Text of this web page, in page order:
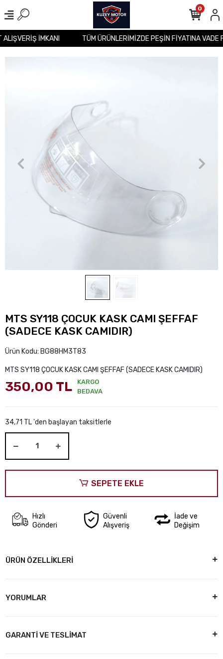
ALIŞVERİŞ İMKANI TÜM ÜRÜNLERİMİZDE PEŞİN FİYATINA
0
MTS SY118 ÇOCUK KASK CAMI ŞEFFAF
(SADECE KASK CAMIDIR)
Ürün Kodu: BG88HM3T83
MTS SY118 ÇOCUK KASK CAMI ŞEFFAF (SADECE KASK CAMIDIR)
350,00 TL
KARGO
BEDAVA
34,71 TL 'den başlayan taksitlerle
SEPETE EKLE
Hızlı
Gönderi
Güvenli
Alışveriş
İade ve
Değişim
ÜRÜN ÖZELLİKLERİ
YORUMLAR
GARANTİ VE TESLİMAT